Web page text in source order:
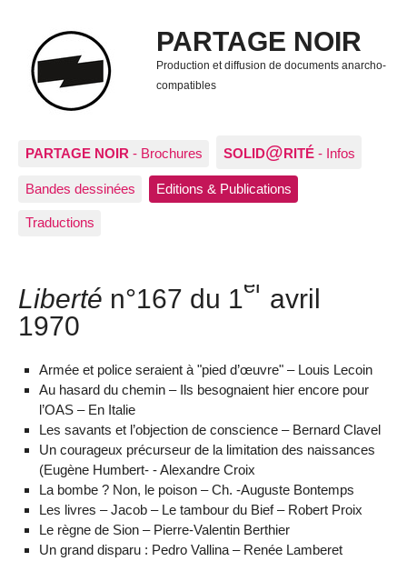
PARTAGE NOIR
Production et diffusion de documents anarcho-
compatibles
PARTAGE NOIR - Brochures SOLID@RITÉ - Infos
Bandes dessinées Editions & Publications
Traductions
Liberté n°167 du 1er avril
1970
Armée et police seraient à "pied d’œuvre" – Louis Lecoin
Au hasard du chemin – Ils besognaient hier encore pour
l’OAS – En Italie
Les savants et l’objection de conscience – Bernard Clavel
Un courageux précurseur de la limitation des naissances
(Eugène Humbert- - Alexandre Croix
La bombe ? Non, le poison – Ch. -Auguste Bontemps
Les livres – Jacob – Le tambour du Bief – Robert Proix
Le règne de Sion – Pierre-Valentin Berthier
Un grand disparu : Pedro Vallina – Renée Lamberet